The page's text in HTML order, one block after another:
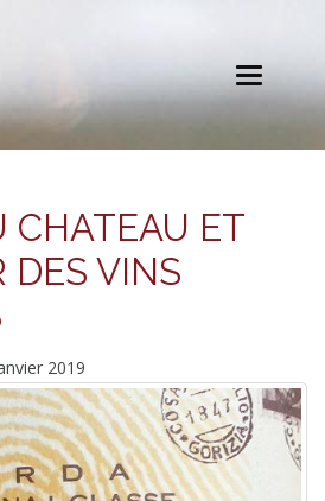
Toggle
CHATEAU ET
DES VINS
2019